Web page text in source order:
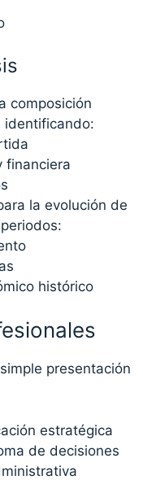
composición
identificando:
financiera
la evolución de
histórico
presentación
estratégica
de decisiones